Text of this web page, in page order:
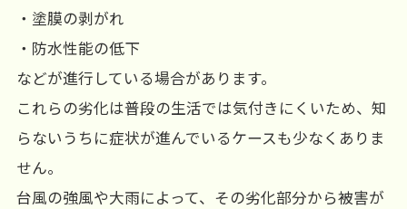
・塗膜の剥がれ
・防水性能の低下
などが進行している場合があります。
これらの劣化は普段の生活では気付きにくいため、知
らないうちに症状が進んでいるケースも少なくありま
せん。
台風の強風や大雨によって、その劣化部分から被害が